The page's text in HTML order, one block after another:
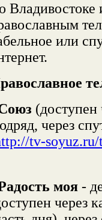
Владивостоке
или
(доступен
через
tv-
моя -
через